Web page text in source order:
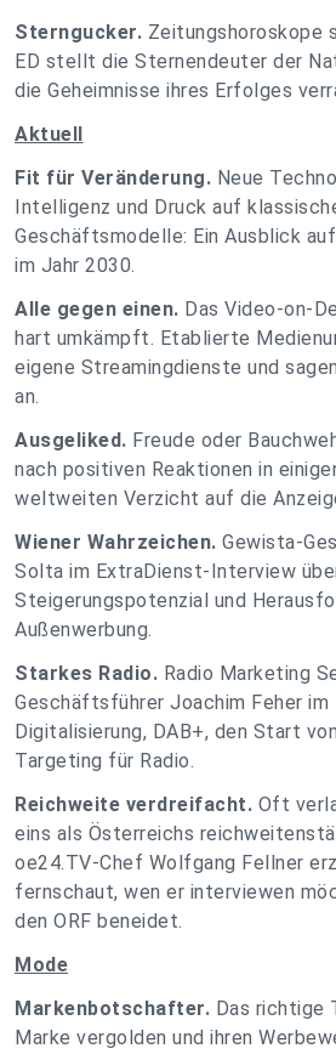
Sterngucker. Zeitungshoroskope
ED stellt die Sternendeuter der
die Geheimnisse ihres Erfolges
Aktuell
Fit für Veränderung. Neue
Intelligenz und Druck auf
Geschäftsmodelle: Ein Ausblick
im Jahr 2030.
Alle gegen einen. Das Video-on-
hart umkämpft. Etablierte
eigene Streamingdienste und
an.
Ausgeliked. Freude oder
nach positiven Reaktionen in
weltweiten Verzicht auf die
Wiener Wahrzeichen. Gewista-
Solta im ExtraDienst-Interview
Steigerungspotenzial und
Außenwerbung.
Starkes Radio. Radio Marketing
Geschäftsführer Joachim Feher
Digitalisierung, DAB+, den Start
Targeting für Radio.
Reichweite verdreifacht. Oft
eins als Österreichs
oe24.TV-Chef Wolfgang Fellner
fernschaut, wen er interviewen
den ORF beneidet.
Mode
Markenbotschafter. Das richtige
Marke vergolden und ihren